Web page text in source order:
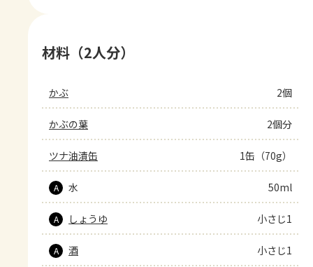
材料（2人分）
かぶ 2個
かぶの葉 2個分
ツナ油漬缶 1缶（70g）
A 水 50ml
A しょうゆ 小さじ1
A 酒 小さじ1